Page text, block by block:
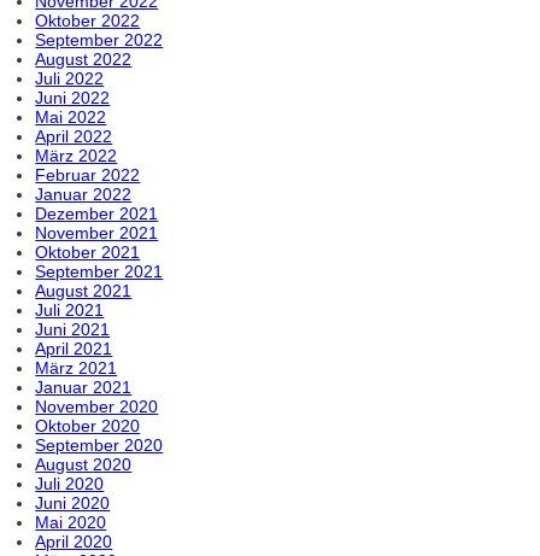
Oktober 2022
September 2022
August 2022
Juli 2022
Juni 2022
Mai 2022
April 2022
März 2022
Februar 2022
Januar 2022
Dezember 2021
November 2021
Oktober 2021
September 2021
August 2021
Juli 2021
Juni 2021
April 2021
März 2021
Januar 2021
November 2020
Oktober 2020
September 2020
August 2020
Juli 2020
Juni 2020
Mai 2020
April 2020